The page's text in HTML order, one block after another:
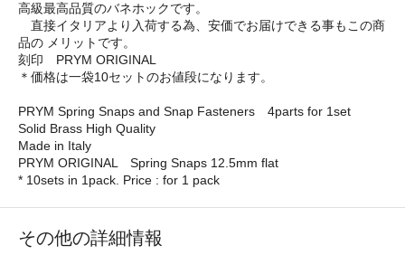
高級最高品質のバネホックです。
直接イタリアより入荷する為、安価でお届けできる事もこの商
品の メリットです。
刻印 PRYM ORIGINAL
＊価格は一袋10セットのお値段になります。
PRYM Spring Snaps and Snap Fasteners 4parts for 1set
Solid Brass High Quality
Made in Italy
PRYM ORIGINAL Spring Snaps 12.5mm flat
* 10sets in 1pack. Price : for 1 pack
その他の詳細情報